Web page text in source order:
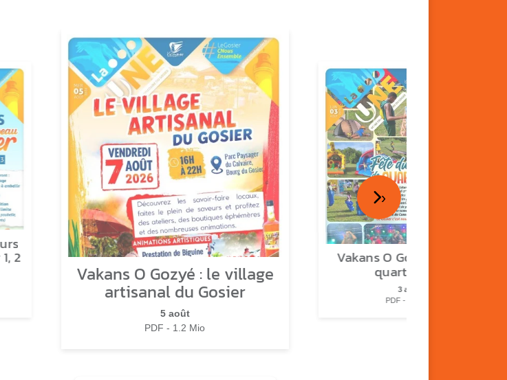
2
Vakans O Gozyé : le village
artisanal du Gosier
5 août
PDF - 1.2 Mio
Vakans O Gozyé : fête de
quartier n°2
3 août
PDF - 2.3 Mio
›